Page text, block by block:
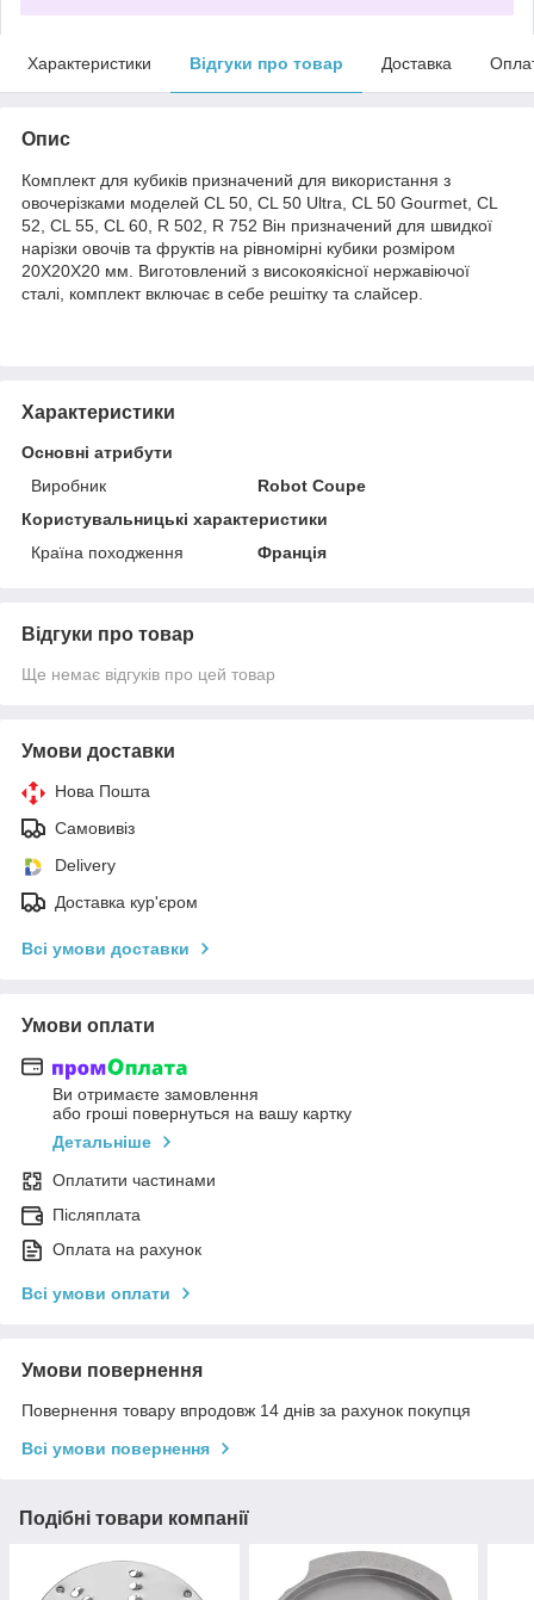
Характеристики Відгуки про товар Доставка
Опис
Комплект для кубиків призначений для використання з
овочерізками моделей CL 50, CL 50 Ultra, CL 50 Gourmet, CL
52, CL 55, CL 60, R 502, R 752 Він призначений для швидкої
нарізки овочів та фруктів на рівномірні кубики розміром
20X20X20 мм. Виготовлений з високоякісної нержавіючої
сталі, комплект включає в себе решітку та слайсер.
Характеристики
Основні атрибути
Виробник
Robot Coupe
Користувальницькі характеристики
Країна походження
Франція
Відгуки про товар
Ще немає відгуків про цей товар
Умови доставки
Нова Пошта
Самовивіз
Delivery
Доставка кур'єром
Всі умови доставки
Умови оплати
Ви отримаєте замовлення
або гроші повернуться на вашу картку
Детальніше
Оплатити частинами
Післяплата
Оплата на рахунок
Всі умови оплати
Умови повернення
Повернення товару впродовж 14 днів за рахунок покупця
Всі умови повернення
Подібні товари компанії